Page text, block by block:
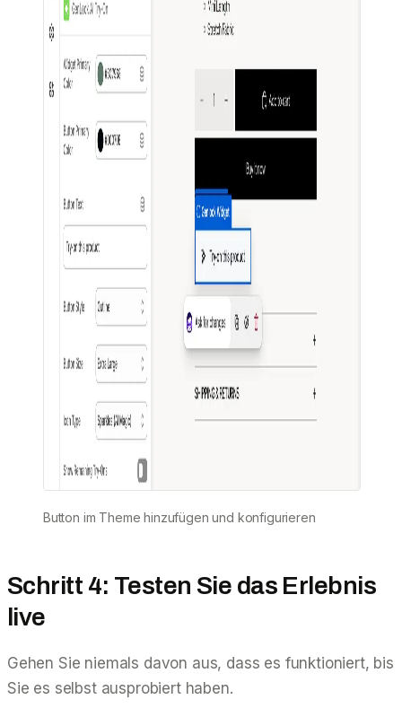
Button im Theme hinzufügen und konfigurieren
Schritt 4: Testen Sie das Erlebnis
live
Gehen Sie niemals davon aus, dass es funktioniert, bis
Sie es selbst ausprobiert haben.